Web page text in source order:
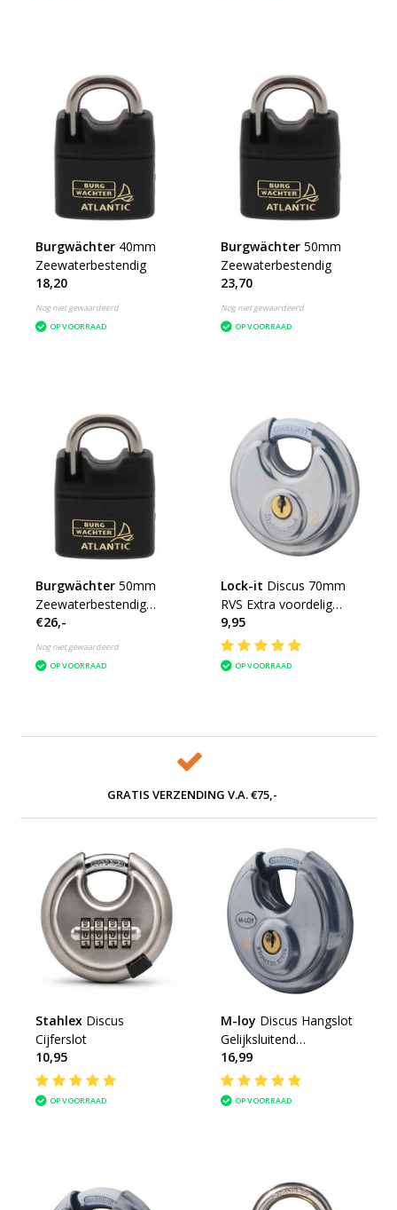
Burgwächter 40mm
Zeewaterbestendig
18,20
Nog niet gewaardeerd
OP VOORRAAD
Burgwächter 50mm
Zeewaterbestendig
23,70
Nog niet gewaardeerd
OP VOORRAAD
Burgwächter 50mm
Zeewaterbestendig
Gelijksluitend
€26,-
Nog niet gewaardeerd
OP VOORRAAD
Lock-it Discus 70mm
RVS Extra voordelig
Gelijksluitend
9,95
OP VOORRAAD
GRATIS VERZENDING V.A. €75,-
Stahlex Discus
Cijferslot
10,95
OP VOORRAAD
M-loy Discus Hangslot
Gelijksluitend
Roestvaststaal 5 pins
70mm
16,99
OP VOORRAAD